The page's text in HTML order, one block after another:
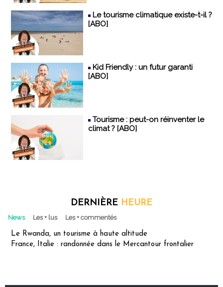
Le tourisme climatique existe-t-il ?
[ABO]
Kid Friendly : un futur garanti
[ABO]
Tourisme : peut-on réinventer le
climat ? [ABO]
DERNIÈRE HEURE
News Les + lus Les + commentés
Le Rwanda, un tourisme à haute altitude
France, Italie : randonnée dans le Mercantour frontalier